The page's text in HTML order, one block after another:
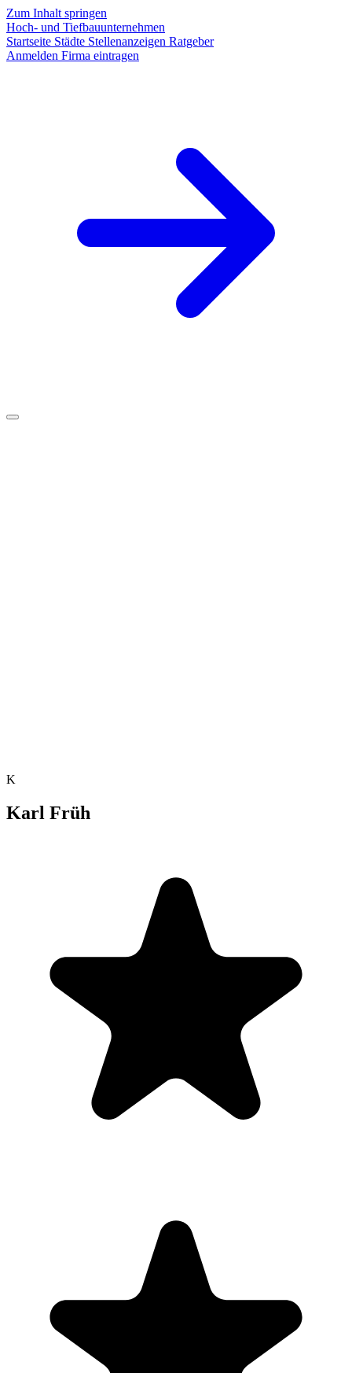
Zum Inhalt springen
Hoch- und Tiefbauunternehmen
Startseite Städte Stellenanzeigen Ratgeber
Anmelden Firma eintragen
K
Karl Früh